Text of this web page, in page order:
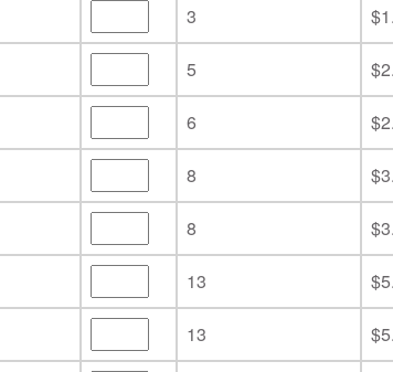
3
5
6
8
8
13
13